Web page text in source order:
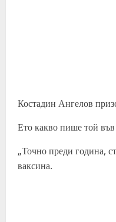
Костадин Ангелов
Ето какво пише той
„Точно преди година,
ваксина.